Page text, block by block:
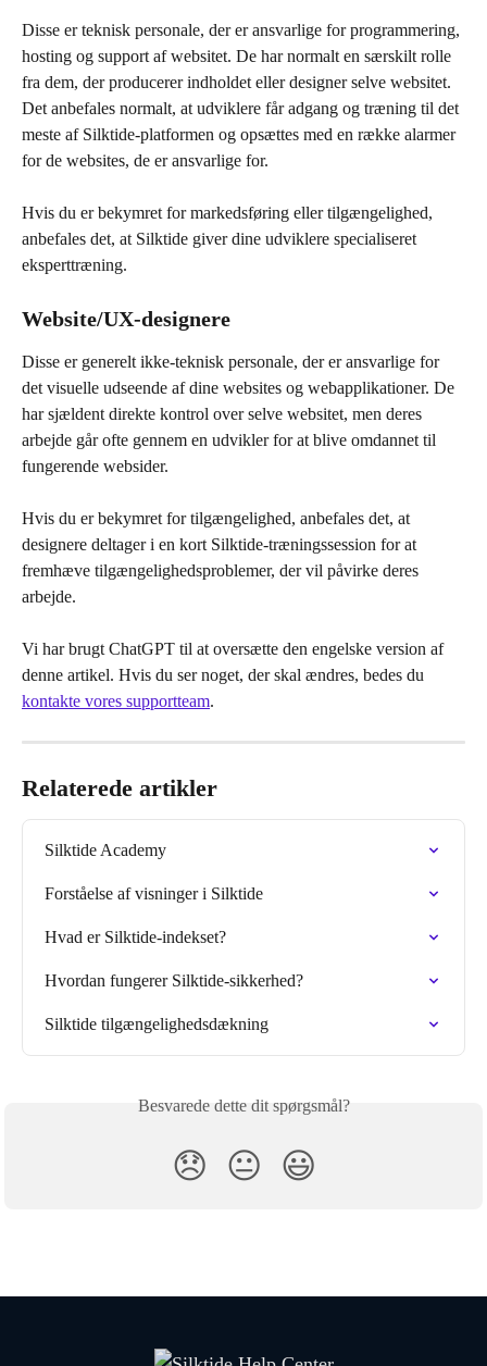
Disse er teknisk personale, der er ansvarlige for programmering,
hosting og support af websitet. De har normalt en særskilt rolle
fra dem, der producerer indholdet eller designer selve websitet.
Det anbefales normalt, at udviklere får adgang og træning til det
meste af Silktide-platformen og opsættes med en række alarmer
for de websites, de er ansvarlige for.
Hvis du er bekymret for markedsføring eller tilgængelighed,
anbefales det, at Silktide giver dine udviklere specialiseret
eksperttræning.
Website/UX-designere
Disse er generelt ikke-teknisk personale, der er ansvarlige for
det visuelle udseende af dine websites og webapplikationer. De
har sjældent direkte kontrol over selve websitet, men deres
arbejde går ofte gennem en udvikler for at blive omdannet til
fungerende websider.
Hvis du er bekymret for tilgængelighed, anbefales det, at
designere deltager i en kort Silktide-træningssession for at
fremhæve tilgængelighedsproblemer, der vil påvirke deres
arbejde.
Vi har brugt ChatGPT til at oversætte den engelske version af
denne artikel. Hvis du ser noget, der skal ændres, bedes du
kontakte vores supportteam.
Relaterede artikler
Silktide Academy
Forståelse af visninger i Silktide
Hvad er Silktide-indekset?
Hvordan fungerer Silktide-sikkerhed?
Silktide tilgængelighedsdækning
Besvarede dette dit spørgsmål?
😞 😐 😃